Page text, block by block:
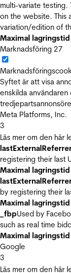
multi-variate testing.
on the website. This
variation/edition of
Maximal lagringstid
Marknadsföring 27
Syftet är att visa
enskilda
Meta Platforms, Inc.
3
Läs mer om den här
registering their last
Maximal lagringstid
by registering their
Maximal lagringstid
_fbpUsed by
such as real time
Maximal lagringstid
Google
3
Läs mer om den här